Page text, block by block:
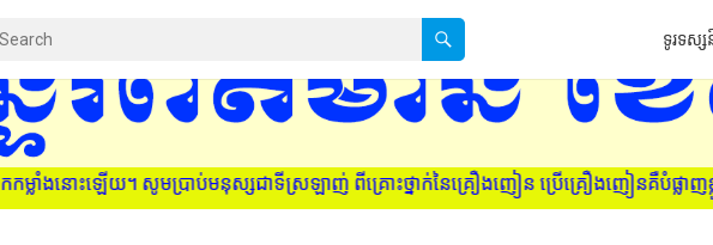
សជាទីស្រឡាញ់ ពីគ្រោះថ្នាក់នៃគ្រឿងញៀន ប្រើគ្រឿងញៀនគឺបំផ្លាញខ្លួនឯង ក្រុមគ្រួសារ
ទូរទស្ស